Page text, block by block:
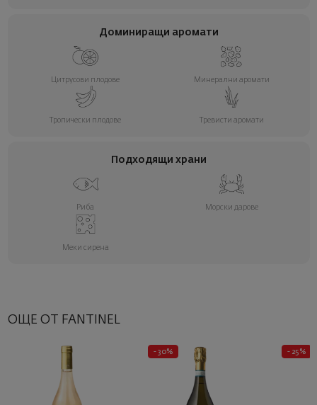
Доминиращи аромати
Цитрусови плодове Минерални аромати
Тропически плодове Тревисти аромати
Подходящи храни
Риба Морски дарове
Меки сирена
ОЩЕ ОТ FANTINEL
- 30% - 25%